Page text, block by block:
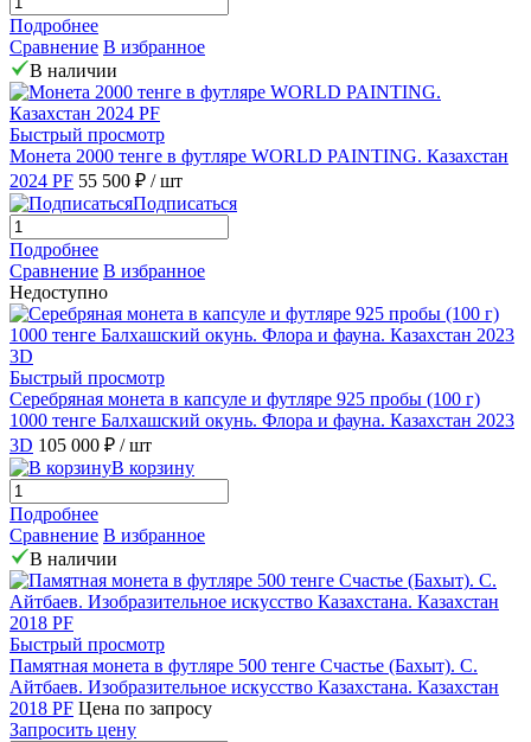
Подробнее
Сравнение В избранное
В наличии
Быстрый просмотр
Монета 2000 тенге в футляре WORLD PAINTING. Казахстан
2024 PF 55 500 ₽ / шт
Подписаться
Подробнее
Сравнение В избранное
Недоступно
Быстрый просмотр
Серебряная монета в капсуле и футляре 925 пробы (100 г)
1000 тенге Балхашский окунь. Флора и фауна. Казахстан 2023
3D 105 000 ₽ / шт
В корзину
Подробнее
Сравнение В избранное
В наличии
Быстрый просмотр
Памятная монета в футляре 500 тенге Счастье (Бахыт). С.
Айтбаев. Изобразительное искусство Казахстана. Казахстан
2018 PF Цена по запросу
Запросить цену